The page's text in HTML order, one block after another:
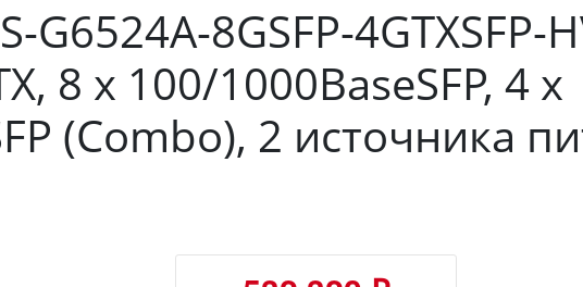
G6524A-8GSFP-4GTXSFP-
8 х 100/1000BaseSFP, 4 х
(Combo), 2 источника